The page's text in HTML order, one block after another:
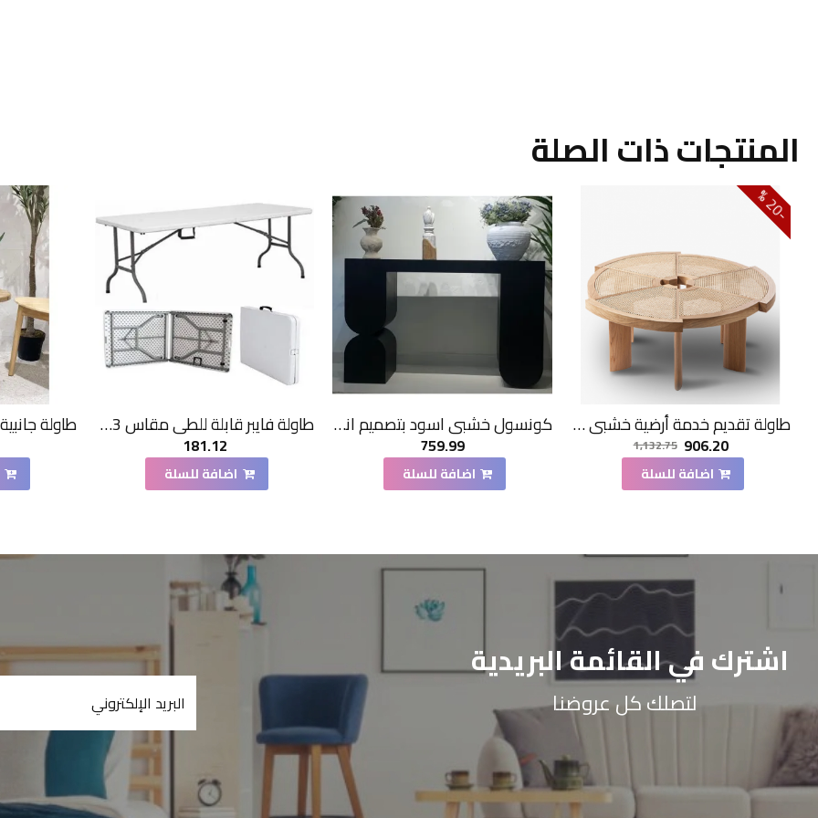
المنتجات ذات الصلة
-
2
0
%
طاولة تقديم خدمة أرضية خشبي مدور 120*120*33سم
906.20
1,132.75
اضافة للسلة
كونسول خشبي اسود بتصميم انيق 140×40×90سم
759.99
اضافة للسلة
طاولة فايبر قابلة للطي مقاس 153 * 70*73سم
181.12
اضافة للسلة
اشترك في القائمة البريدية
لتصلك كل عروضنا